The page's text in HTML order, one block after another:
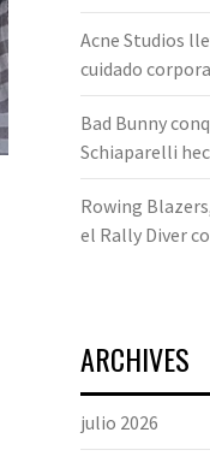
Acne Studios
cuidado
Bad Bunny
Schiaparelli
Rowing
el Rally Diver
ARCHIVES
julio 2026